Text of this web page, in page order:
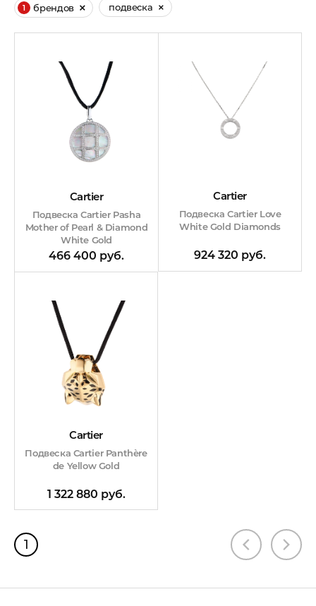
1 брендов подвеска
Cartier
Подвеска Cartier Pasha
Mother of Pearl & Diamond
White Gold
466 400 руб.
Cartier
Подвеска Cartier Love
White Gold Diamonds
924 320 руб.
Cartier
Подвеска Cartier Panthère
de Yellow Gold
1 322 880 руб.
1